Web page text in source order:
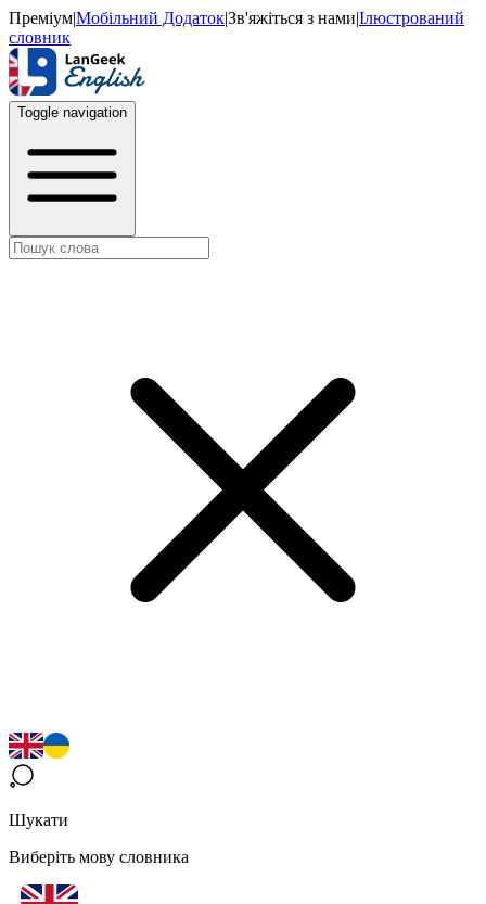
Преміум|Мобільний Додаток|Зв'яжіться з нами|Ілюстрований
словник
Toggle navigation
Шукати
Виберіть мову словника